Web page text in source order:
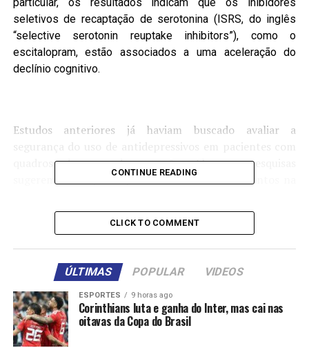
seletivos de recaptação de serotonina (ISRS, do inglês
“selective serotonin reuptake inhibitors”), como o
escitalopram, estão associados a uma aceleração do
declínio cognitivo.
Estudos anteriores já haviam buscado avaliar a
segurança do uso de antidepressivos em pacientes com
quadros de neurodegeneração. Algumas pesquisas
sugerem um impacto positivo desses medicamentos na
resultados até então fossem inconsistentes.
Fluminense, Vilma Câmara, afirma que a
neurodegeneração e a depressão podem estar
relacionadas. Segundo ela, pacientes que apresentam
humor deprimido ao longo da vida e não conseguem
uma cura podem desenvolver demência na velhice.
CONTINUE READING
CLICK TO COMMENT
ÚLTIMAS POPULAR VIDEOS
ESPORTES 9 horas ago
Corinthians luta e ganha do Inter, mas cai nas
oitavas da Copa do Brasil